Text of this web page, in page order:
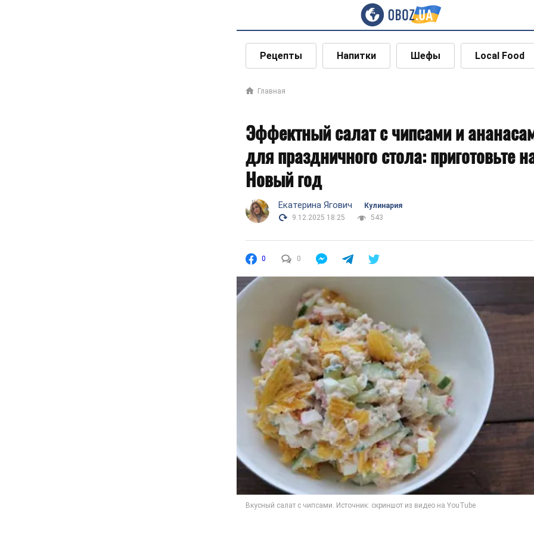
Рецепты Напитки Шефы Local Food
Главная
Эффектный салат с чипсами и
для праздничного стола: приготовьте
Новый год
Екатерина Ягович
Кулинария
9.12.2025 18:25
543
0 0